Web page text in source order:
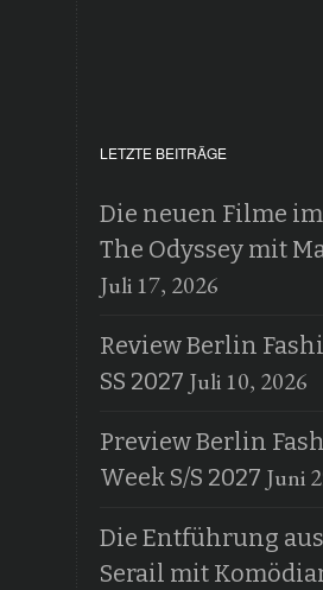
LETZTE BEITRÄGE
Die neuen Filme
The Odyssey mit
Juli 17, 2026
Review Berlin
SS 2027 Juli 10, 2026
Preview Berlin
Week S/S 2027 Juni
Die Entführung
Serail mit